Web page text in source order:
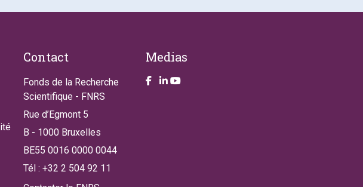
Contact
Fonds de la Recherche
Scientifique - FNRS
Rue d’Egmont 5
B - 1000 Bruxelles
BE55 0016 0000 0044
Tél : +32 2 504 92 11
Medias
Take a look on our facebook page
Take a look on our LinkendIn page